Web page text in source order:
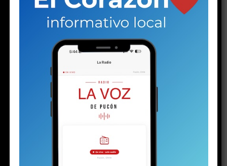
RELATED TOPICS: ADOLESCENTE
NO TE PIERDAS
publicado la próxima semana o en los próximos diez días